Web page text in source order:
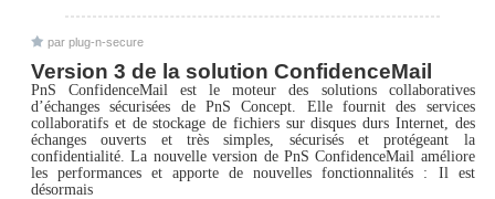
par plug-n-secure
Version 3 de la solution ConfidenceMail
PnS ConfidenceMail est le moteur des solutions collaboratives
d’échanges sécurisées de PnS Concept. Elle fournit des services
collaboratifs et de stockage de fichiers sur disques durs Internet, des
échanges ouverts et très simples, sécurisés et protégeant la
confidentialité. La nouvelle version de PnS ConfidenceMail améliore
les performances et apporte de nouvelles fonctionnalités : Il est
désormais